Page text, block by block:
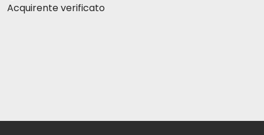
Acquirente verificato